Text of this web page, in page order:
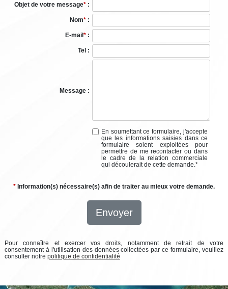
Objet de votre message* :
Nom* :
E-mail * :
Tel :
Message :
En soumettant ce formulaire, j'accepte
que les informations saisies dans ce
formulaire soient exploitées pour
permettre de me recontacter ou dans
le cadre de la relation commerciale
qui découlerait de cette demande.*
* Information(s) nécessaire(s) afin de traiter au mieux votre demande.
Envoyer
Pour connaître et exercer vos droits, notamment de retrait de votre
consentement à l'utilisation des données collectées par ce formulaire, veuillez
consulter notre politique de confidentialité